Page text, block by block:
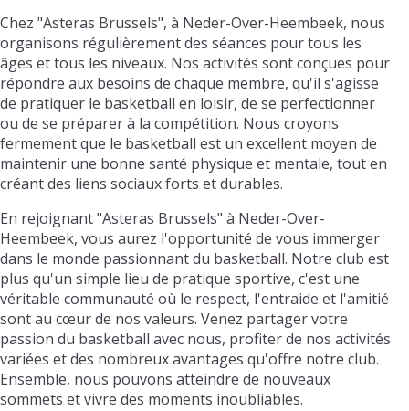
Chez "Asteras Brussels", à Neder-Over-Heembeek, nous
organisons régulièrement des séances pour tous les
âges et tous les niveaux. Nos activités sont conçues pour
répondre aux besoins de chaque membre, qu'il s'agisse
de pratiquer le basketball en loisir, de se perfectionner
ou de se préparer à la compétition. Nous croyons
fermement que le basketball est un excellent moyen de
maintenir une bonne santé physique et mentale, tout en
créant des liens sociaux forts et durables.
En rejoignant "Asteras Brussels" à Neder-Over-
Heembeek, vous aurez l'opportunité de vous immerger
dans le monde passionnant du basketball. Notre club est
plus qu'un simple lieu de pratique sportive, c'est une
véritable communauté où le respect, l'entraide et l'amitié
sont au cœur de nos valeurs. Venez partager votre
passion du basketball avec nous, profiter de nos activités
variées et des nombreux avantages qu'offre notre club.
Ensemble, nous pouvons atteindre de nouveaux
sommets et vivre des moments inoubliables.